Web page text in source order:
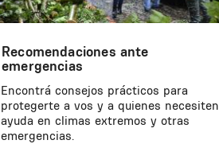
Recomendaciones ante
emergencias
Encontrá consejos prácticos para
protegerte a vos y a quienes necesiten
ayuda en climas extremos y otras
emergencias.